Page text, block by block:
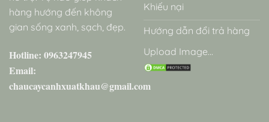
hàng hướng đến không
gian sống xanh, sạch, đẹp.
Hotline: 0963247945
Email:
chaucaycanhxuatkhau@gmail.com
Khiếu nại
Hướng dẫn đổi trả hàng
Upload Image...